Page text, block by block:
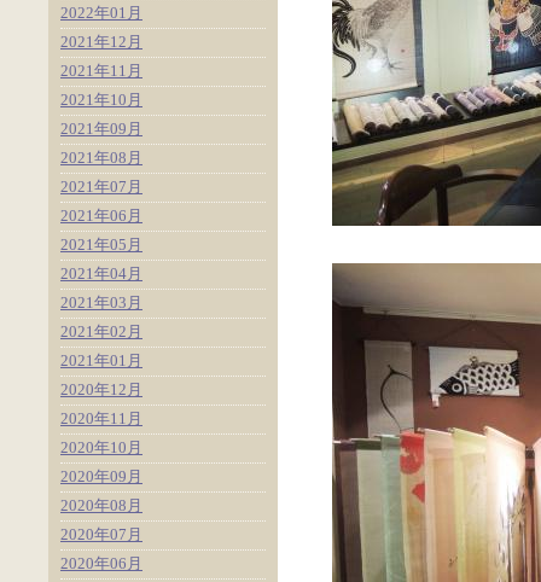
2022年01月
2021年12月
2021年11月
2021年10月
2021年09月
2021年08月
2021年07月
2021年06月
2021年05月
2021年04月
2021年03月
2021年02月
2021年01月
2020年12月
2020年11月
2020年10月
2020年09月
2020年08月
2020年07月
2020年06月